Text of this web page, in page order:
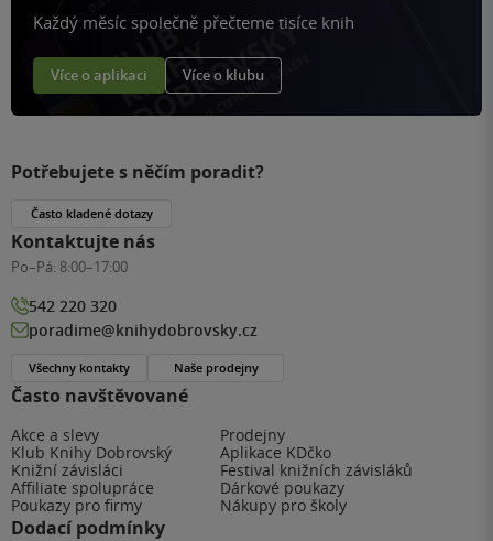
Každý měsíc společně přečteme tisíce knih
Více o aplikaci Více o klubu
Často navštěvované
Akce a slevy
Prodejny
Klub Knihy Dobrovský
Aplikace KDčko
Knižní závisláci
Festival knižních závisláků
Affiliate spolupráce
Dárkové poukazy
Poukazy pro firmy
Nákupy pro školy
Dodací podmínky
Potřebujete s něčím poradit?
Často kladené dotazy
Kontaktujte nás
Po–Pá: 8:00–17:00
542 220 320
poradime@knihydobrovsky.cz
Všechny kontakty Naše prodejny